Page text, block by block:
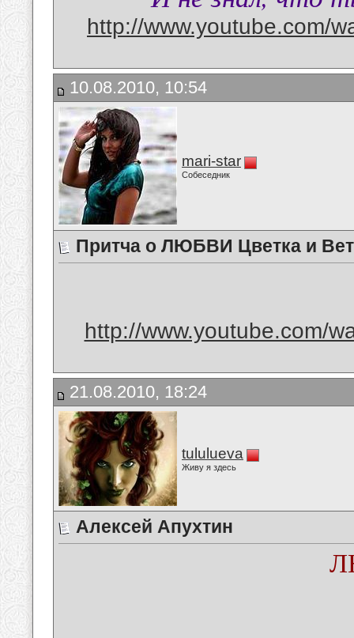
http://www.youtube.com/
10.08.2010, 10:54
mari-star
Собеседник
Притча о ЛЮБВИ Цветка и
http://www.youtube.com/
21.08.2010, 18:24
tululueva
Живу я здесь
Алексей Апухтин